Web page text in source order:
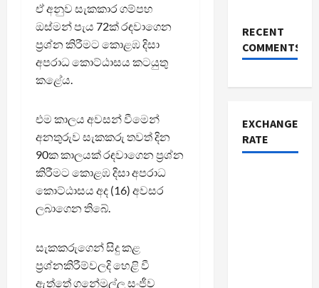
ඒ අනුව සැකකාර ගම්පහ
ඔස්මන් පැය 72ක් රඳවාගෙන
ප්‍රශ්න කිරීමට කොළඹ දිසා
අපරාධ කොට්ඨාසය කටයුතු
කළේය.
එම කාලය අවසන් වීමෙන්
අනතුරුව සැකකරු තවත් දින
90ක කාලයක් රඳවාගෙන ප්‍රශ්න
කිරීමට කොළඹ දිසා අපරාධ
කොට්ඨාසය අද (16) අවසර
ලබාගෙන තිබේ.
සැකකරුගෙන් සිදු කළ
ප්‍රශ්නකිරීම්වලදි හෙළි වී
ඇත්තේ ගනේමුල්ල සංජීව
RECENT
COMMENTS
EXCHANGE
RATE